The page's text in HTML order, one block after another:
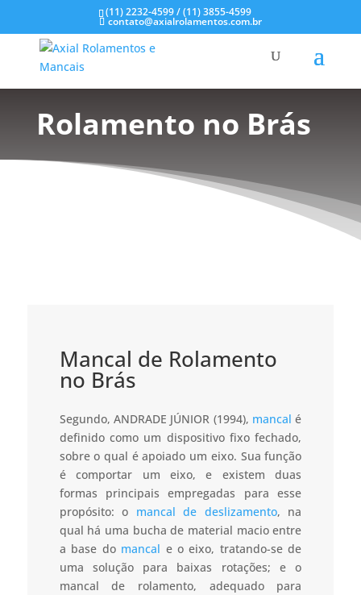
(11) 2232-4599 / (11) 3855-4599
contato@axialrolamentos.com.br
Mancal de
Rolamento no Brás
Mancal de Rolamento
no Brás
Segundo, ANDRADE JÚNIOR (1994), mancal é
definido como um dispositivo fixo fechado,
sobre o qual é apoiado um eixo. Sua função
é comportar um eixo, e existem duas
formas principais empregadas para esse
propósito: o mancal de deslizamento, na
qual há uma bucha de material macio entre
a base domancal e o eixo, tratando-se de
uma solução para baixas rotações; e o
mancal de rolamento, adequado para